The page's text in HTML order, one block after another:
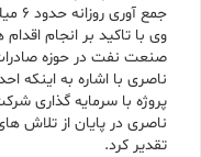
جمع آوری روزانه حدود 6 میلیون فوت مکعب گاز مشعل، میزان گازسوزی در این واحد به حداقل ممکن رسید.
وی با تاکید بر انجام
صنعت نفت در حوزه
پروژه با سرمایه گذاری شرکت پتروشیمی مارون اجرا
ناصری در پایان از تلاش
تقدیر کرد.